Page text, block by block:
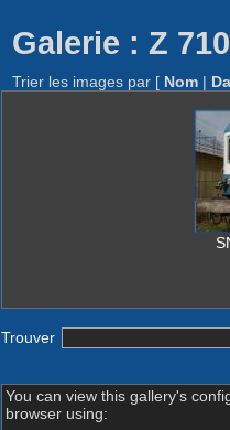
Galerie : Z
Trier les images par [ Nom |
Trouver
You can view this gallery's
browser using: